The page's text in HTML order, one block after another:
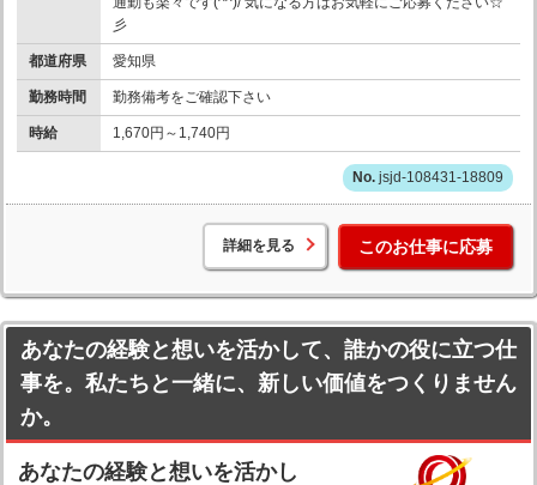
彡
都道府県 愛知県
勤務時間 勤務備考をご確認下さい
時給 1,670円～1,740円
jsjd-108431-18809
詳細を見る このお仕事に応募
あなたの経験と想いを活かして、誰かの役に立つ仕
事を。私たちと一緒に、新しい価値をつくりません
か。
あなたの経験と想いを活かし